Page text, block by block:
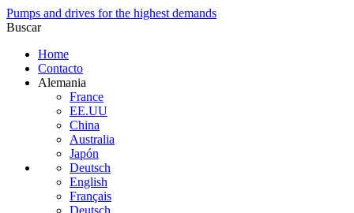
Pumps and drives for the highest demands
Buscar
Home
Contacto
Alemania
France
EE.UU
China
Australia
Japón
Deutsch
English
Français
Deutsch